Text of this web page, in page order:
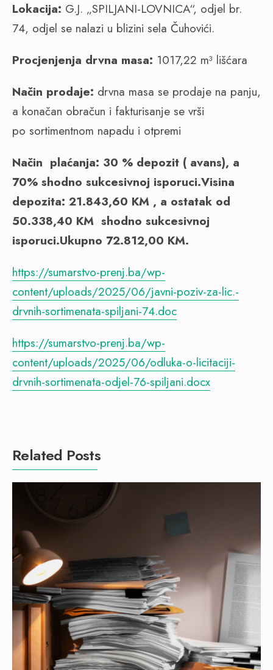
Lokacija: G.J. „SPILJANI-LOVNICA“, odjel br.
74, odjel se nalazi u blizini sela Čuhovići.
Procjenjenja drvna masa: 1017,22 m³ lišćara
Način prodaje: drvna masa se prodaje na panju,
a konačan obračun i fakturisanje se vrši
po sortimentnom napadu i otpremi
Način plaćanja: 30 % depozit ( avans), a
70% shodno sukcesivnoj isporuci.Visina
depozita: 21.843,60 KM , a ostatak od
50.338,40 KM shodno sukcesivnoj
isporuci.Ukupno 72.812,00 KM.
https://sumarstvo-prenj.ba/wp-
content/uploads/2025/06/javni-poziv-za-lic.-
drvnih-sortimenata-spiljani-74.doc
https://sumarstvo-prenj.ba/wp-
content/uploads/2025/06/odluka-o-licitaciji-
drvnih-sortimenata-odjel-76-spiljani.docx
Related Posts